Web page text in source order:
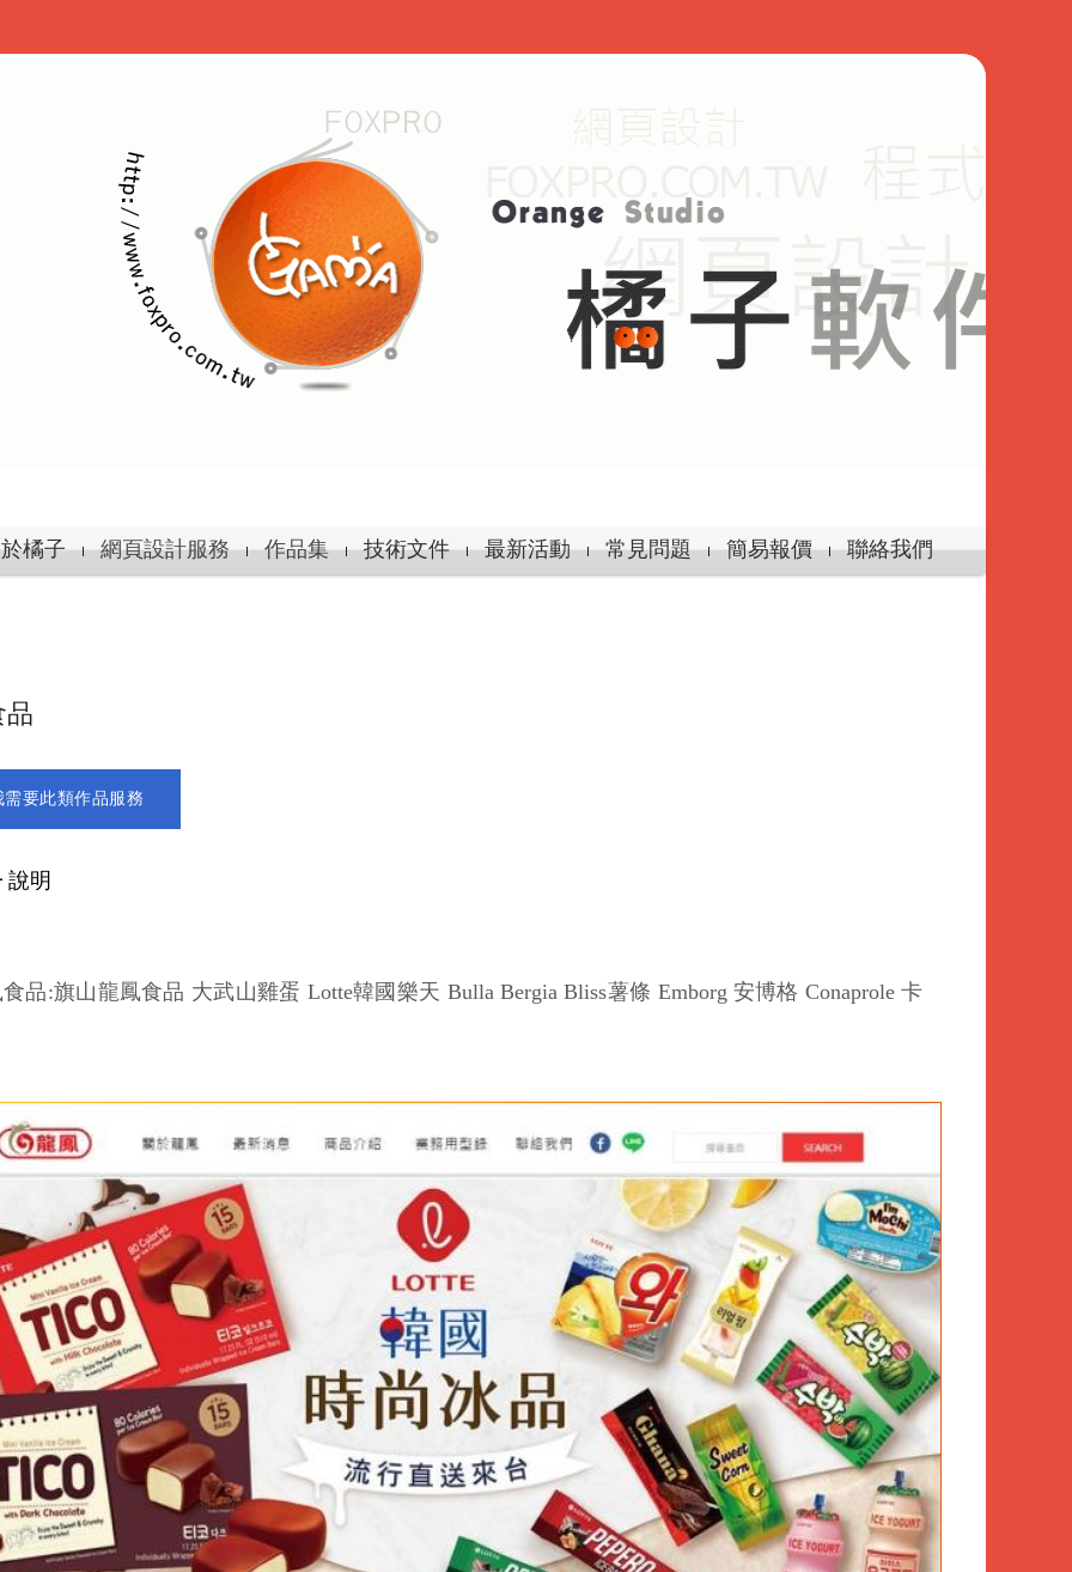
橘子 網頁設計服務 作品集 技術文件 最新活動 常見問題 簡易報價 聯絡我們
品
要此類作品服務
明
品:旗山龍鳳食品 大武山雞蛋 Lotte韓國樂天 Bulla Bergia Bliss薯條 Emborg 安博格 Conaprole 卡